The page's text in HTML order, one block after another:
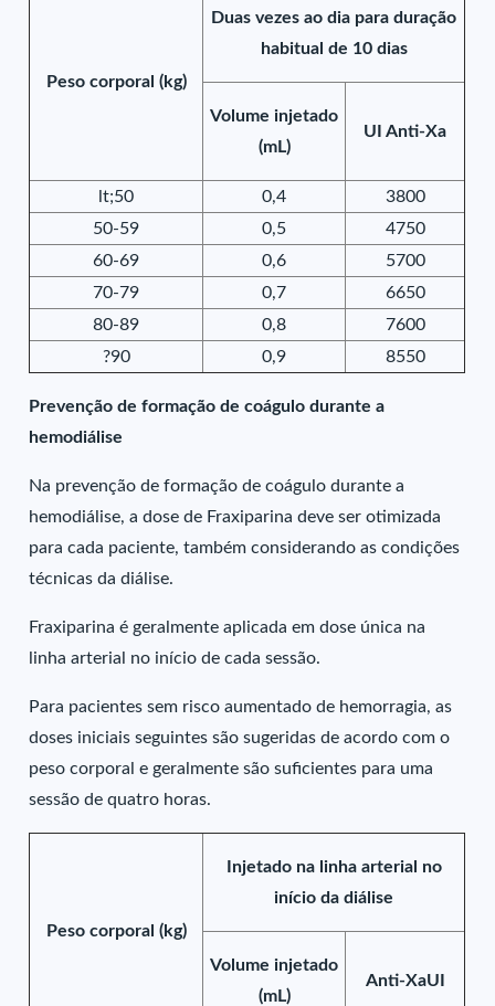
Peso corporal (kg)
Duas vezes ao dia para duração
habitual de 10 dias
Volume injetado
(mL)
UI Anti-Xa
lt;50 0,4
3800
50-59
0,5
4750
60-69
0,6
5700
70-79
0,7
6650
80-89
0,8
7600
?90
0,9 8550
Prevenção de formação de coágulo durante a
hemodiálise
Na prevenção de formação de coágulo durante a
hemodiálise, a dose de Fraxiparina deve ser otimizada
para cada paciente, também considerando as condições
técnicas da diálise.
Fraxiparina é geralmente aplicada em dose única na
linha arterial no início de cada sessão.
Para pacientes sem risco aumentado de hemorragia, as
doses iniciais seguintes são sugeridas de acordo com o
peso corporal e geralmente são suficientes para uma
sessão de quatro horas.
Peso corporal (kg)
Injetado na linha arterial no
início da diálise
Volume injetado
(mL)
Anti-XaUI